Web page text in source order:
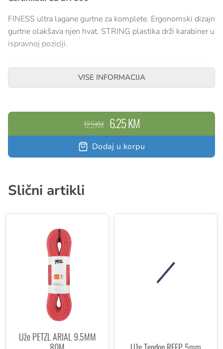
FINESS ultra lagane gurtne za komplete. Ergonomski dizajn
gurtne olakšava njen hvat. STRING plastika drži karabiner u
ispravnoj poziciji.
SPECIFIKACIJE
Duzina: 10cm (7grama)
VISE INFORMACIJA
12.5 KM 6.25 KM
Dodaj u korpu
Slični artikli
Uže PETZL ARIAL 9.5MM